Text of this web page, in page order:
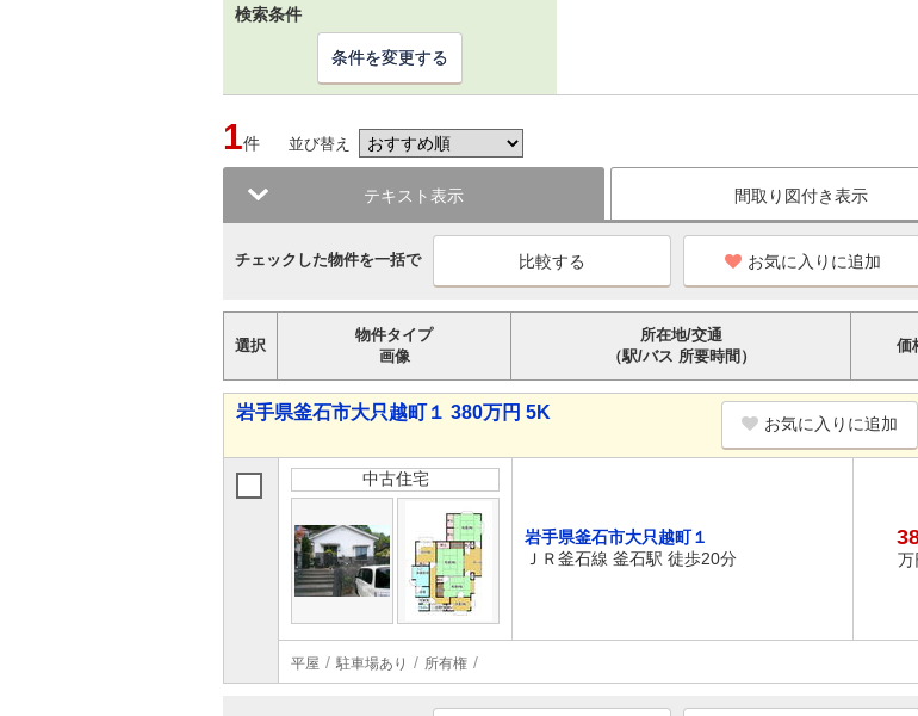
検索条件
条件を変更する
1件 並び替え
テキスト表示 間取り図付き表示
チェックした物件を一括で お気に入りに追加
選択
物件タイプ
画像
所在地/交通
（駅/バス 所要時間）
価
岩手県釜石市大只越町１ 380万円 5K
お気に入りに追加
中古住宅
岩手県釜石市大只越町１
ＪＲ釜石線 釜石駅 徒歩20分
万
平屋 駐車場あり 所有権